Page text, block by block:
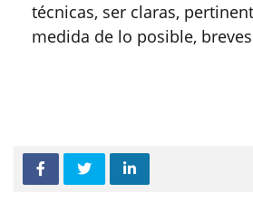
técnicas, ser claras,
medida de lo posible,